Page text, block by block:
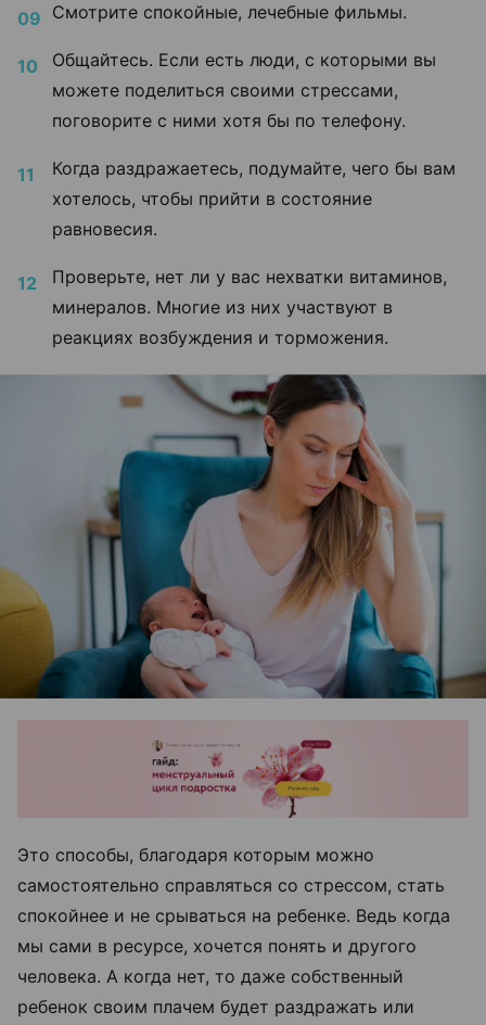
Смотрите спокойные, лечебные фильмы.
Общайтесь. Если есть люди, с которыми вы
можете поделиться своими стрессами,
поговорите с ними хотя бы по телефону.
Когда раздражаетесь, подумайте, чего бы вам
хотелось, чтобы прийти в состояние
равновесия.
Проверьте, нет ли у вас нехватки витаминов,
минералов. Многие из них участвуют в
реакциях возбуждения и торможения.
Это способы, благодаря которым можно
самостоятельно справляться со стрессом, стать
спокойнее и не срываться на ребенке. Ведь когда
мы сами в ресурсе, хочется понять и другого
человека. А когда нет, то даже собственный
ребенок своим плачем будет раздражать или